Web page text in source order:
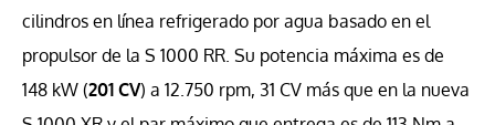
cilindros en línea refrigerado por agua basado en el
propulsor de la S 1000 RR. Su potencia máxima es de
148 kW (201 CV) a 12.750 rpm, 31 CV más que en la nueva